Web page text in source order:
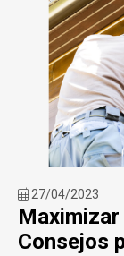
27/04/2023
Consejos